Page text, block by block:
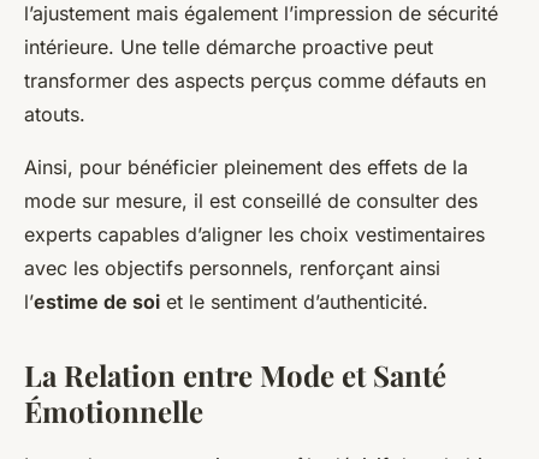
l’ajustement mais également l’impression de sécurité
intérieure. Une telle démarche proactive peut
transformer des aspects perçus comme défauts en
atouts.
Ainsi, pour bénéficier pleinement des effets de la
mode sur mesure, il est conseillé de consulter des
experts capables d’aligner les choix vestimentaires
avec les objectifs personnels, renforçant ainsi
l’estime de soi et le sentiment d’authenticité.
La Relation entre Mode et Santé
Émotionnelle